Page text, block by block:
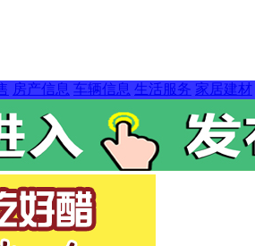
房产信息 车辆信息 生活服务 家居建材